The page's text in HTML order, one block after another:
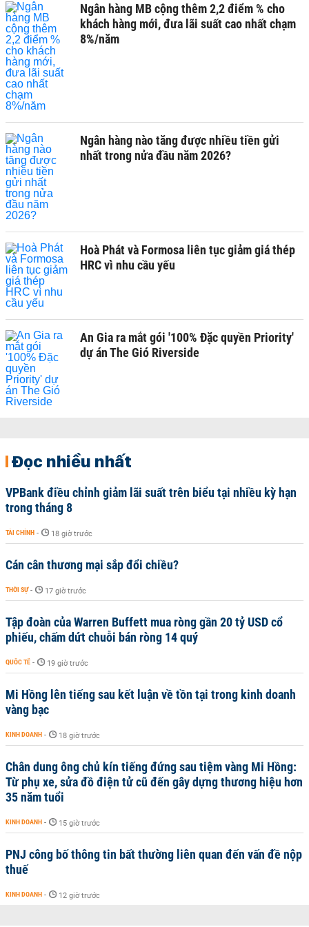
Ngân hàng MB cộng thêm 2,2 điểm % cho
khách hàng mới, đưa lãi suất cao nhất chạm
8%/năm
Ngân hàng nào tăng được nhiều tiền gửi
nhất trong nửa đầu năm 2026?
Hoà Phát và Formosa liên tục giảm giá thép
HRC vì nhu cầu yếu
An Gia ra mắt gói '100% Đặc quyền Priority'
dự án The Gió Riverside
Đọc nhiều nhất
VPBank điều chỉnh giảm lãi suất trên biểu tại nhiều kỳ hạn
trong tháng 8
TÀI CHÍNH - 18 giờ trước
Cán cân thương mại sắp đổi chiều?
THỜI SỰ - 17 giờ trước
Tập đoàn của Warren Buffett mua ròng gần 20 tỷ USD cổ
phiếu, chấm dứt chuỗi bán ròng 14 quý
QUỐC TẾ - 19 giờ trước
Mi Hồng lên tiếng sau kết luận về tồn tại trong kinh doanh
vàng bạc
KINH DOANH - 18 giờ trước
Chân dung ông chủ kín tiếng đứng sau tiệm vàng Mi Hồng:
Từ phụ xe, sửa đồ điện tử cũ đến gây dựng thương hiệu hơn
35 năm tuổi
KINH DOANH - 15 giờ trước
PNJ công bố thông tin bất thường liên quan đến vấn đề nộp
thuế
KINH DOANH - 12 giờ trước